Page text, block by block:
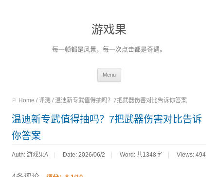
游戏果
每一帧都是风景，每一次点击都是奇遇。
Menu
content
⚐ Home / 评测 / 温迪新专武值得抽吗？7把武器伤害对比告诉你答案
温迪新专武值得抽吗？7把武器伤害对比告诉
你答案
Auth: 游戏果A Date: 2026/06/2 Word: 共1348字 Views: 494